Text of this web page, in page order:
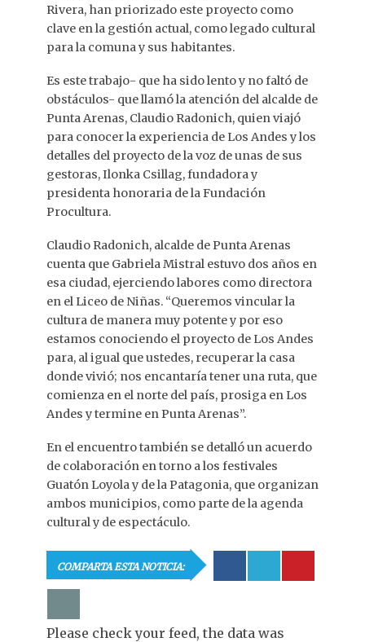
Rivera, han priorizado este proyecto como
clave en la gestión actual, como legado cultural
para la comuna y sus habitantes.
Es este trabajo- que ha sido lento y no faltó de
obstáculos- que llamó la atención del alcalde de
Punta Arenas, Claudio Radonich, quien viajó
para conocer la experiencia de Los Andes y los
detalles del proyecto de la voz de unas de sus
gestoras, Ilonka Csillag, fundadora y
presidenta honoraria de la Fundación
Procultura.
Claudio Radonich, alcalde de Punta Arenas
cuenta que Gabriela Mistral estuvo dos años en
esa ciudad, ejerciendo labores como directora
en el Liceo de Niñas. “Queremos vincular la
cultura de manera muy potente y por eso
estamos conociendo el proyecto de Los Andes
para, al igual que ustedes, recuperar la casa
donde vivió; nos encantaría tener una ruta, que
comienza en el norte del país, prosiga en Los
Andes y termine en Punta Arenas”.
En el encuentro también se detalló un acuerdo
de colaboración en torno a los festivales
Guatón Loyola y de la Patagonia, que organizan
ambos municipios, como parte de la agenda
cultural y de espectáculo.
COMPARTA ESTA NOTICIA:
Please check your feed, the data was